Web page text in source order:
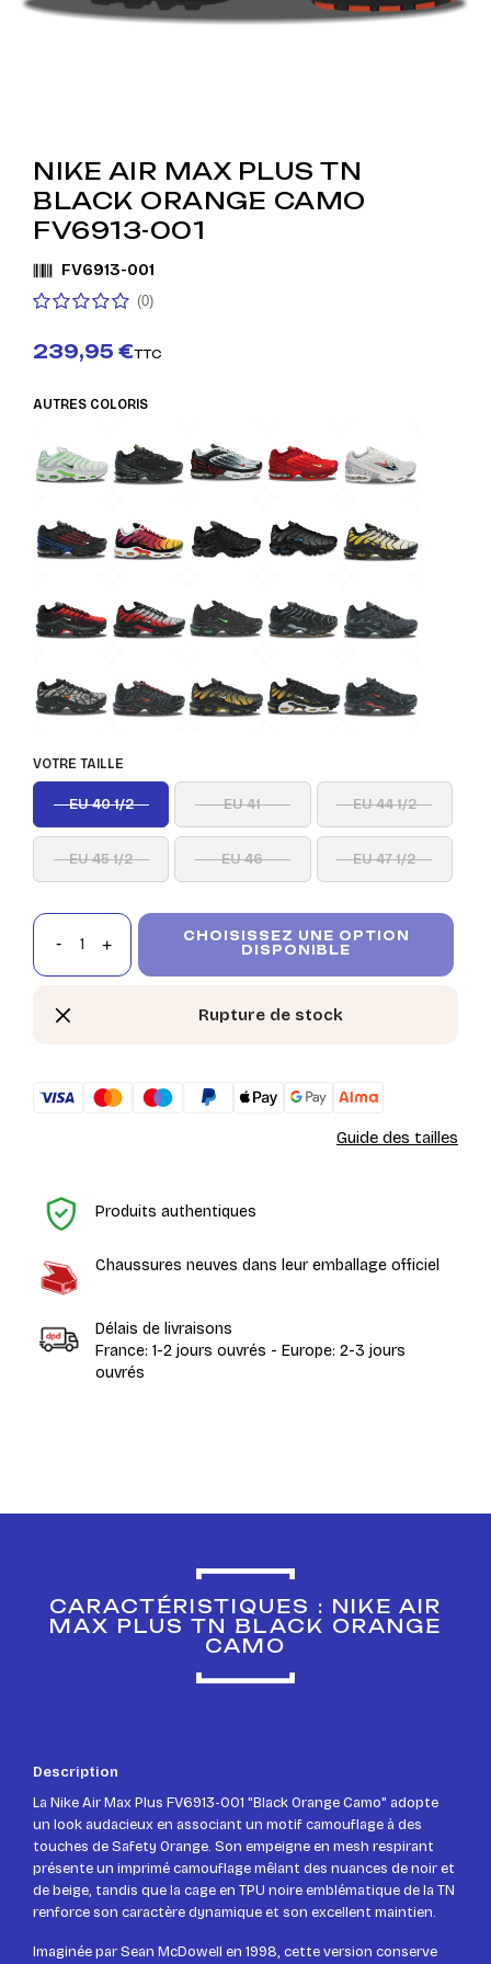
NIKE AIR MAX PLUS TN
BLACK ORANGE CAMO
FV6913-001
FV6913-001
(0)
239,95 €TTC
AUTRES COLORIS
VOTRE TAILLE
EU 40 1/2 EU 41 EU 44 1/2
EU 45 1/2 EU 46 EU 47 1/2
CHOISISSEZ UNE OPTION
DISPONIBLE
Rupture de stock
Guide des tailles
Produits authentiques
Chaussures neuves dans leur emballage officiel
Délais de livraisons
France: 1-2 jours ouvrés - Europe: 2-3 jours
ouvrés
CARACTÉRISTIQUES : NIKE AIR
MAX PLUS TN BLACK ORANGE
CAMO
Description
La Nike Air Max Plus FV6913-001 "Black Orange Camo" adopte
un look audacieux en associant un motif camouflage à des
touches de Safety Orange. Son empeigne en mesh respirant
présente un imprimé camouflage mêlant des nuances de noir et
de beige, tandis que la cage en TPU noire emblématique de la TN
renforce son caractère dynamique et son excellent maintien.
Imaginée par Sean McDowell en 1998, cette version conserve